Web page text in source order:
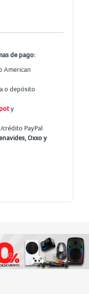
de pago:
American
o depósito
y
PayPal
Oxxo y